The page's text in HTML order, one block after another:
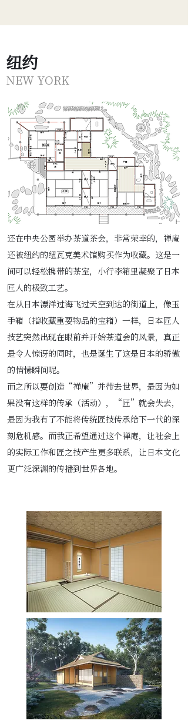
纽约
NEW YORK
还在中央公园举办茶道茶会，非常荣幸的，禅庵
还被纽约的纽瓦克美术馆购买作为收藏。这是一
间可以轻松携带的茶室，小行李箱里凝聚了日本
匠人的极致工艺。
在从日本漂洋过海飞过天空到达的街道上，像玉
手箱（指收藏重要物品的宝箱）一样，日本匠人
技艺突然出现在眼前并开始茶道会的风景，真正
是令人惊讶的同时，也是诞生了这是日本的骄傲
的情愫瞬间呢。
而之所以要创造“禅庵”并带去世界，是因为如
果没有这样的传承（活动），“匠”就会失去，
是因为我有了不能将传统匠技传承给下一代的深
刻危机感。而我正希望通过这个禅庵，让社会上
的实际工作和匠之技产生更多联系，让日本文化
更广泛深渊的传播到世界各地。